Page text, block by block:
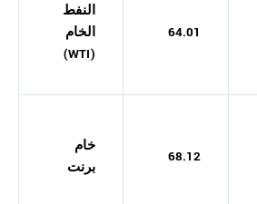
النفط
الخام
(WTI)
64.01
خام
برنت
68.12